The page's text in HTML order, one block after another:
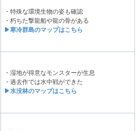
・特殊な環境生物の姿も確認
・朽ちた撃龍船や龍の骨がある
▶寒冷群島のマップはこちら
・湿地が得意なモンスターが生息
・過去作では水中戦ができた
▶水没林のマップはこちら